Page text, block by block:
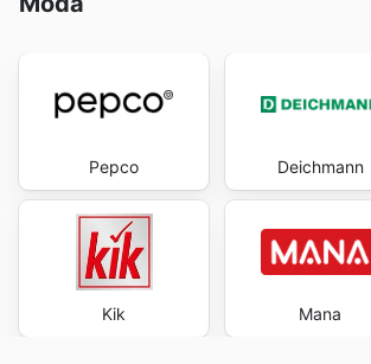
Pepco
Kik
Deichmann
Mana